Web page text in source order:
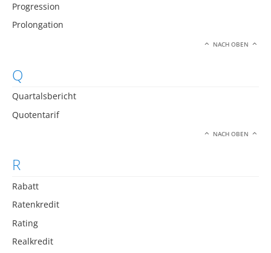
Progression
Prolongation
NACH OBEN
Q
Quartalsbericht
Quotentarif
NACH OBEN
R
Rabatt
Ratenkredit
Rating
Realkredit